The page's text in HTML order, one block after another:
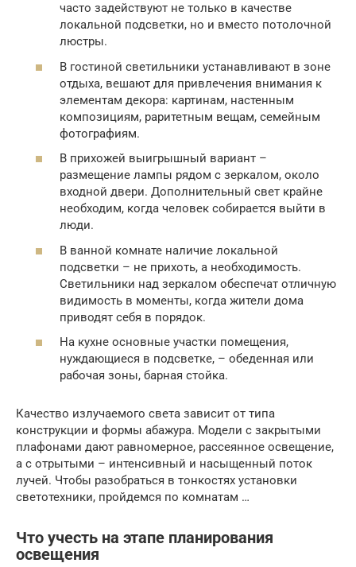
часто задействуют не только в качестве
локальной подсветки, но и вместо потолочной
люстры.
В гостиной светильники устанавливают в зоне
отдыха, вешают для привлечения внимания к
элементам декора: картинам, настенным
композициям, раритетным вещам, семейным
фотографиям.
В прихожей выигрышный вариант –
размещение лампы рядом с зеркалом, около
входной двери. Дополнительный свет крайне
необходим, когда человек собирается выйти в
люди.
В ванной комнате наличие локальной
подсветки – не прихоть, а необходимость.
Светильники над зеркалом обеспечат отличную
видимость в моменты, когда жители дома
приводят себя в порядок.
На кухне основные участки помещения,
нуждающиеся в подсветке, – обеденная или
рабочая зоны, барная стойка.
Качество излучаемого света зависит от типа
конструкции и формы абажура. Модели с закрытыми
плафонами дают равномерное, рассеянное освещение,
а с отрытыми – интенсивный и насыщенный поток
лучей. Чтобы разобраться в тонкостях установки
светотехники, пройдемся по комнатам …
Что учесть на этапе планирования
освещения